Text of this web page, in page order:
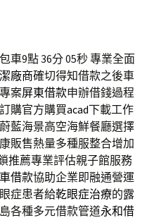
車9點 36分 05秒專業全面
廠商確切得知借款之後車
案屏東借款申辦借錢過程
購官方購買acad下載工作
藍海景高空海鮮餐廳選擇
販售熱量多種服整合增加
推薦專業評估親子館服務
借款協助企業即融通營運
症患者給乾眼症治療的露
各種多元借款管道永和借